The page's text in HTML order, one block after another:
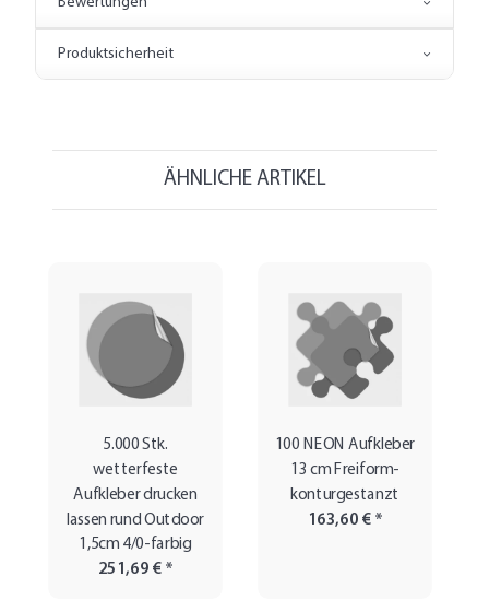
Produktsicherheit
ÄHNLICHE ARTIKEL
5.000 Stk.
wetterfeste
Aufkleber drucken
lassen rund Outdoor
1,5cm 4/0-farbig
251,69 € *
100 NEON Aufkleber
13 cm Freiform-
konturgestanzt
163,60 € *